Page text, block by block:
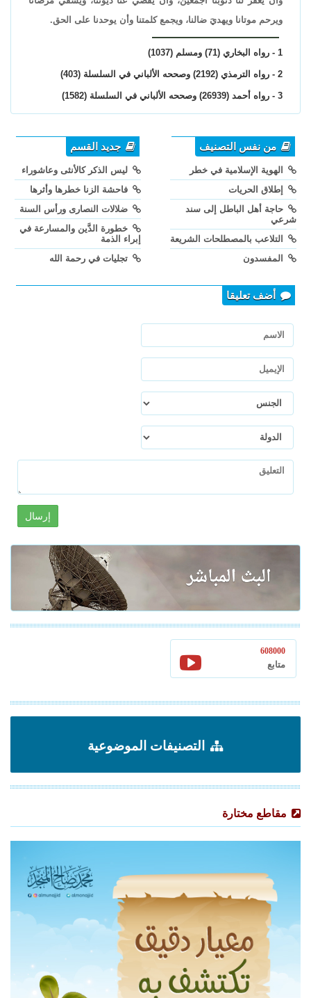
ويرحم موتانا ويهديَ ضالنا، ويجمع كلمتنا وأن يوحدنا على الحق.
1 - رواه البخاري (71) ومسلم (1037)
2 - رواه الترمذي (2192) وصححه الألباني في السلسلة (403)
3 - رواه أحمد (26939) وصححه الألباني في السلسلة (1582)
من نفس التصنيف
الهوية الإسلامية في خطر
إطلاق الحريات
حاجة أهل الباطل إلى سند
شرعي
التلاعب بالمصطلحات الشريعة
المفسدون
جديد القسم
ليس الذكر كالأنثى وعاشوراء
فاحشة الزنا خطرها وأثرها
ضلالات النصارى ورأس السنة
خطورة الدَّين والمسارعة في
إبراء الذمة
تجليات في رحمة الله
أضف تعليقا
إرسال
608000
متابع
التصنيفات الموضوعية
مقاطع مختارة